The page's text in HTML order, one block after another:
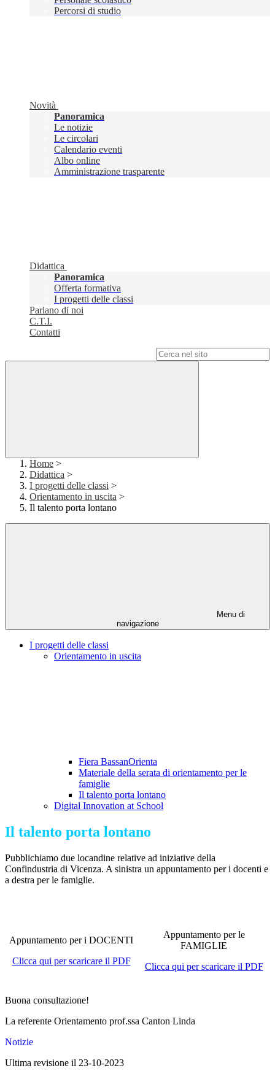
Percorsi di studio
Novità
Panoramica
Le notizie
Le circolari
Calendario eventi
Albo online
Amministrazione trasparente
Didattica
Panoramica
Offerta formativa
I progetti delle classi
Parlano di noi
C.T.I.
Contatti
Home >
Didattica >
I progetti delle classi >
Orientamento in uscita >
Il talento porta lontano
Menu di
navigazione
I progetti delle classi
Orientamento in uscita
Fiera BassanOrienta
Materiale della serata di orientamento per le
famiglie
Il talento porta lontano
Digital Innovation at School
Il talento porta lontano
Pubblichiamo due locandine relative ad iniziative della
Confindustria di Vicenza. A sinistra un appuntamento per i docenti e
a destra per le famiglie.
Appuntamento per i DOCENTI
Clicca qui per scaricare il PDF
Appuntamento per le
FAMIGLIE
Clicca qui per scaricare il PDF
Buona consultazione!
La referente Orientamento prof.ssa Canton Linda
Notizie
Ultima revisione il 23-10-2023